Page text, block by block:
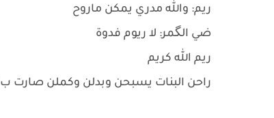
ريم: والله مدري يمكن ماروح
ضي الگمر: لا ريوم فدوة
ريم الله كريم
راحن البنات يسبحن وبدلن وكملن صارت ب10:30 ومحد من الولد اجه صاحهن